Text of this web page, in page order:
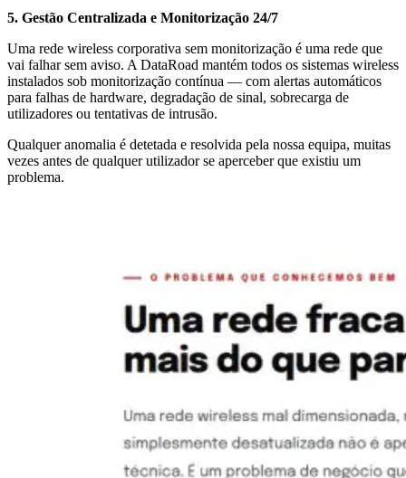
5. Gestão Centralizada e Monitorização 24/7
Uma rede wireless corporativa sem monitorização é uma rede que
vai falhar sem aviso. A DataRoad mantém todos os sistemas wireless
instalados sob monitorização contínua — com alertas automáticos
para falhas de hardware, degradação de sinal, sobrecarga de
utilizadores ou tentativas de intrusão.
Qualquer anomalia é detetada e resolvida pela nossa equipa, muitas
vezes antes de qualquer utilizador se aperceber que existiu um
problema.